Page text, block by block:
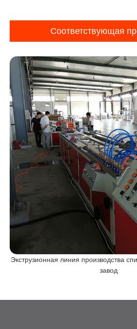
Соответствующая
Экструзионная линия производства
завод